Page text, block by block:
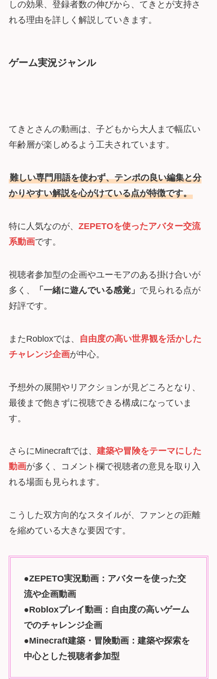
しの効果、登録者数の伸びから、てきとが支持さ
れる理由を詳しく解説していきます。
ゲーム実況ジャンル
てきとさんの動画は、子どもから大人まで幅広い
年齢層が楽しめるよう工夫されています。
難しい専門用語を使わず、テンポの良い編集と分
かりやすい解説を心がけている点が特徴です。
特に人気なのが、 ZEPETOを使ったアバター交流
系動画です。
視聴者参加型の企画やユーモアのある掛け合いが
多く、
「一緒に遊んでいる感覚」 で見られる点が
好評です。
またRobloxでは、
自由度の高い世界観を活かした
チャレンジ企画が中心。
予想外の展開やリアクションが見どころとなり、
最後まで飽きずに視聴できる構成になっていま
す。
さらにMinecraftでは、 建築や冒険をテーマにした
動画が多く、コメント欄で視聴者の意見を取り入
れる場面も見られます。
こうした双方向的なスタイルが、ファンとの距離
を縮めている大きな要因です。
●ZEPETO実況動画：アバターを使った交
流や企画動画
●Robloxプレイ動画：自由度の高いゲーム
でのチャレンジ企画
●Minecraft建築・冒険動画：建築や探索を
中心とした視聴者参加型